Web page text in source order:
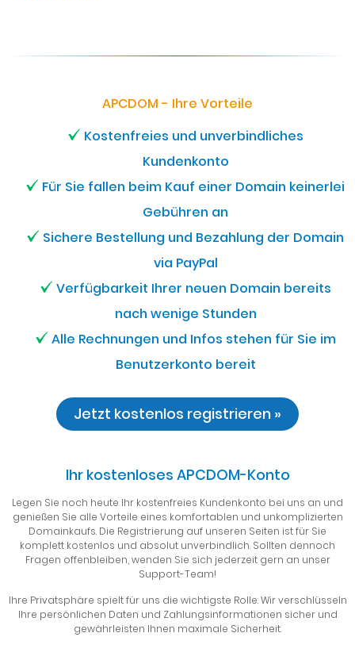
APCDOM - Ihre Vorteile
Kostenfreies und unverbindliches
Kundenkonto
Für Sie fallen beim Kauf einer Domain keinerlei
Gebühren an
Sichere Bestellung und Bezahlung der Domain
via PayPal
Verfügbarkeit Ihrer neuen Domain bereits
nach wenige Stunden
Alle Rechnungen und Infos stehen für Sie im
Benutzerkonto bereit
Jetzt kostenlos registrieren »
Ihr kostenloses APCDOM-Konto
Legen Sie noch heute Ihr kostenfreies Kundenkonto bei uns an und
genießen Sie alle Vorteile eines komfortablen und unkomplizierten
Domainkaufs. Die Registrierung auf unseren Seiten ist für Sie
komplett kostenlos und absolut unverbindlich. Sollten dennoch
Fragen offenbleiben, wenden Sie sich jederzeit gern an unser
Support-Team!
Ihre Privatsphäre spielt für uns die wichtigste Rolle. Wir verschlüsseln
Ihre persönlichen Daten und Zahlungsinformationen sicher und
gewährleisten Ihnen maximale Sicherheit.